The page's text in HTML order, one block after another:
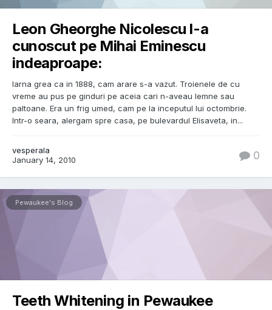
Leon Gheorghe Nicolescu l-a
cunoscut pe Mihai Eminescu
indeaproape:
Iarna grea ca in 1888, cam arare s-a vazut. Troienele de cu
vreme au pus pe ginduri pe aceia cari n-aveau lemne sau
paltoane. Era un frig umed, cam pe la inceputul lui octombrie.
Intr-o seara, alergam spre casa, pe bulevardul Elisaveta, in...
vesperala
January 14, 2010
0
Pewaukee's Blog
Teeth Whitening in Pewaukee